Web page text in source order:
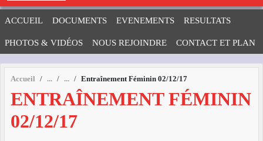
ACCUEIL DOCUMENTS EVENEMENTS RESULTATS
PHOTOS & VIDÉOS NOUS REJOINDRE CONTACT ET PLAN
Accueil Entraînement Féminin 02/12/17
ENTRAÎNEMENT FÉMININ
02/12/17